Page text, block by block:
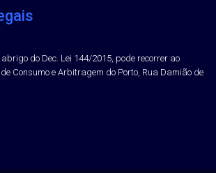
do Dec. Lei 144/2015, pode recorrer ao
Consumo e Arbitragem do Porto, Rua Damião de